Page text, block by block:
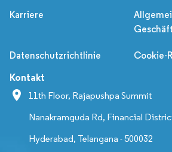
Karriere
Datenschutzrichtlinie Cookie-
Kontakt
11th Floor, Rajapushpa Summit
Nanakramguda Rd, Financial
Hyderabad, Telangana - 500032